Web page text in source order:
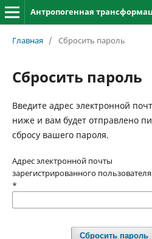
Антропогенная
Главная / Сбросить пароль
Сбросить пароль
Введите адрес электронной
ниже и вам будет отправлено
сбросу вашего пароля.
Адрес электронной почты
зарегистрированного пользователя
*
Сбросить пароль